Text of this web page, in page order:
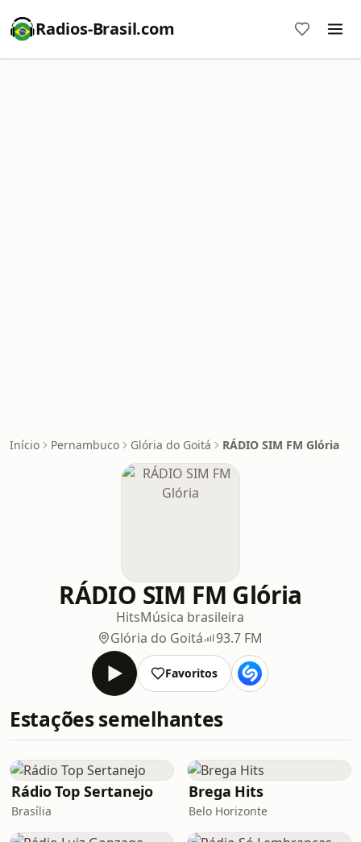
Radios-Brasil.com
Início Pernambuco Glória do Goitá RÁDIO SIM FM Glória
RÁDIO SIM FM Glória
HitsMúsica brasileira
Glória do Goitá
93.7 FM
Favoritos
Estações semelhantes
Rádio Top Sertanejo
Brasília
Brega Hits
Belo Horizonte